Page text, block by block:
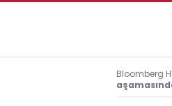
Bloomberg